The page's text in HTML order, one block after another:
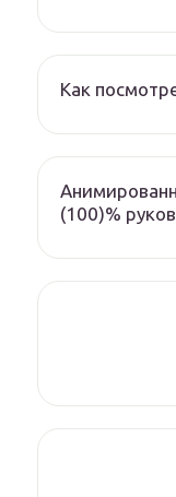
Как
(100)%